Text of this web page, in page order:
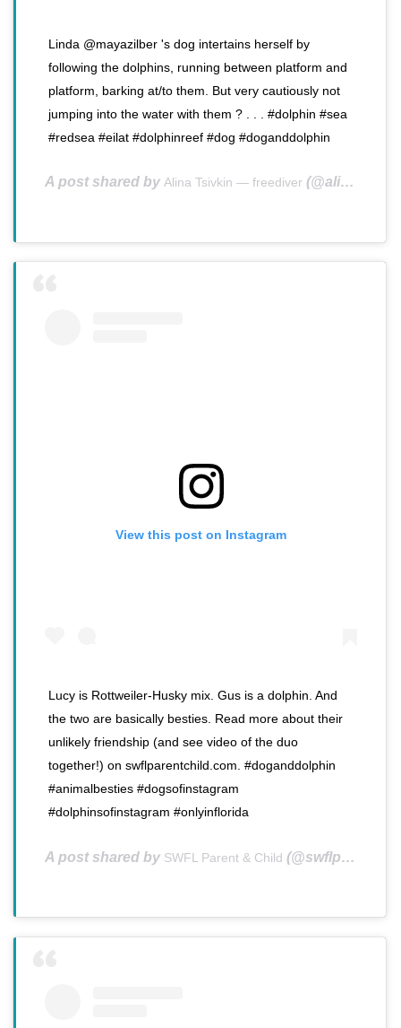
Linda @mayazilber 's dog intertains herself by
following the dolphins, running between platform and
platform, barking at/to them. But very cautiously not
jumping into the water with them ? . . . #dolphin #sea
#redsea #eilat #dolphinreef #dog #doganddolphin
A post shared by Alina Tsivkin — freediver (@alinatsivkin) on
View this post on Instagram
Lucy is Rottweiler-Husky mix. Gus is a dolphin. And
the two are basically besties. Read more about their
unlikely friendship (and see video of the duo
together!) on swflparentchild.com. #doganddolphin
#animalbesties #dogsofinstagram
#dolphinsofinstagram #onlyinflorida
A post shared by SWFL Parent & Child (@swflparentchild) on